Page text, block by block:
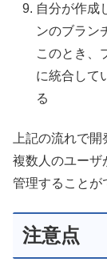
自分が作成
ンのブラン
このとき、
に統合して
る
上記の流れで
複数人のユーザ
管理することが
注意点